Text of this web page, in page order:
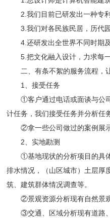
2.我们目前已研发出一种专
3.我们对各民族民居，历代
4.还研发出全世界不同时期
5.把文化融入设计，力求每
二、有条不絮的服务流程，
1、接受任务
①客户通过电话或面谈与公
计任务，我们接受任务并分析任
②拿一些公司做过的案例展
2、实地勘测
①基地现状的分析项目的具
排水情况，（山区城市）土层厚
筑、建筑群体情况调查等。
②景观资源分析现有自然景
③交通、区域分析现有道路